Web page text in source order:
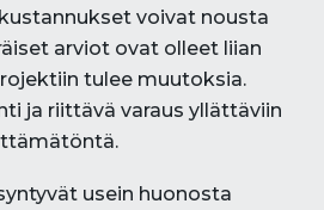
voivat nousta
arviot ovat olleet liian
tulee muutoksia.
ja riittävä varaus yllättäviin
usein huonosta